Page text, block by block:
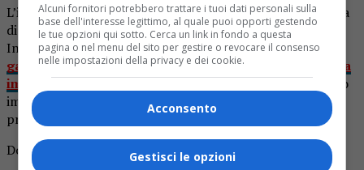
L’incidente è accaduto mercoledì 14 aprile durante la gara
di ritorno di coppa Piemonte a Gassino Sanraffaele.
Intorno alla metà del primo tempoil giovane tifoso
gattinarese è caduto dalla tribuna rimanendo per terra
immobile. Un volo di quasi cinque metri. E’ stato soccorso
immediatamente da personale sanitario della società,
presente al “Bertolini”, che prestava subito le prime cure.
Dopo una lunga sospensione, la partita è poi ripresa.
Alcuni fornitori potrebbero trattare i tuoi dati personali sulla
base dell'interesse legittimo, al quale puoi opporti gestendo
le tue opzioni qui sotto. Cerca un link in fondo a questa
pagina o nel menu del sito per gestire o revocare il consenso
nelle impostazioni della privacy e dei cookie.
Acconsento
Gestisci le opzioni